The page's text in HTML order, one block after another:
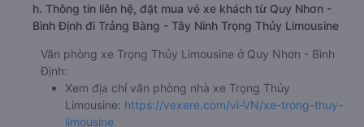
h. Thông tin liên hệ, đặt mua vé xe khách từ Quy Nhơn -
Bình Định đi Trảng Bàng - Tây Ninh Trọng Thủy Limousine
Văn phòng xe Trọng Thủy Limousine ở Quy Nhơn - Bình
Định:
Xem địa chỉ văn phòng nhà xe Trọng Thủy
Limousine: https://vexere.com/vi-VN/xe-trong-thuy-
limousine